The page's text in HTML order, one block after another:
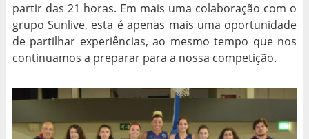
partir das 21 horas. Em mais uma colaboração com o
grupo Sunlive, esta é apenas mais uma oportunidade
de partilhar experiências, ao mesmo tempo que nos
continuamos a preparar para a nossa competição.